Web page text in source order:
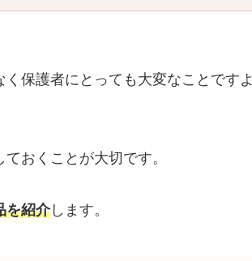
保護者にとっても大変なことですよ
おくことが大切です。
を紹介します。